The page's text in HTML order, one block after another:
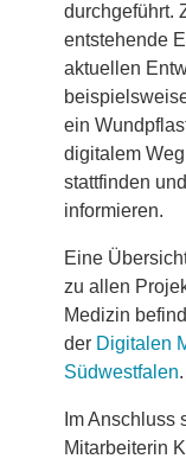
durchgeführt.
entstehende
aktuellen
ein
digitalem
stattfinden
informieren.
Eine
zu allen
Medizin
der Digitalen
Südwestfalen.
Im Anschluss
Mitarbeiterin